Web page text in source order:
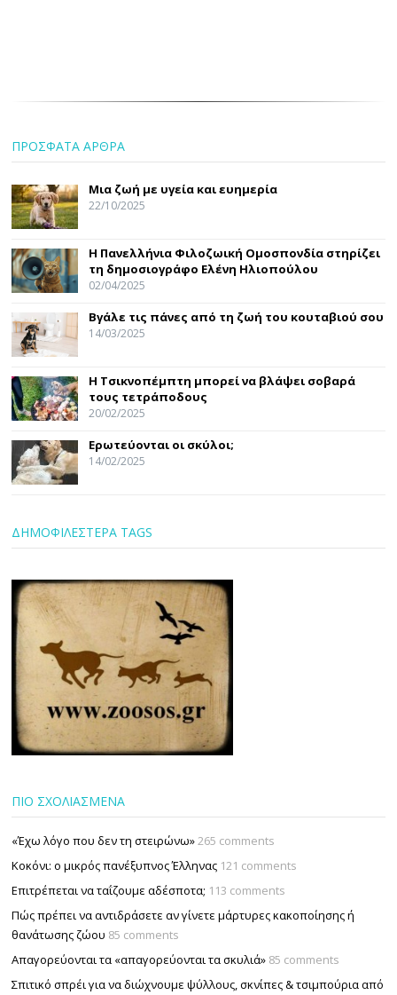
ΠΡΟΣΦΑΤΑ ΑΡΘΡΑ
Μια ζωή με υγεία και ευημερία
22/10/2025
Η Πανελλήνια Φιλοζωική Ομοσπονδία στηρίζει
τη δημοσιογράφο Ελένη Ηλιοπούλου
02/04/2025
Βγάλε τις πάνες από τη ζωή του κουταβιού σου
14/03/2025
Η Τσικνοπέμπτη μπορεί να βλάψει σοβαρά
τους τετράποδους
20/02/2025
Ερωτεύονται οι σκύλοι;
14/02/2025
ΔΗΜΟΦΙΛΕΣΤΕΡΑ TAGS
ΠΙΟ ΣΧΟΛΙΑΣΜΕΝΑ
«Έχω λόγο που δεν τη στειρώνω»265 comments
Κοκόνι: ο μικρός πανέξυπνος Έλληνας 121 comments
Επιτρέπεται να ταΐζουµε αδέσποτα; 113 comments
Πώς πρέπει να αντιδράσετε αν γίνετε μάρτυρες κακοποίησης ή
θανάτωσης ζώου 85 comments
Απαγορεύονται τα «απαγορεύονται τα σκυλιά» 85 comments
Σπιτικό σπρέι για να διώχνουμε ψύλλους, σκνίπες & τσιμπούρια από